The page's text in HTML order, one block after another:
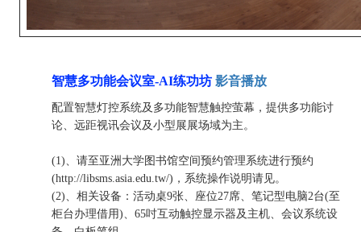
智慧多功能会议室-AI练功坊 影音播放
配置智慧灯控系统及 多功能智慧触控萤幕，提供多功能讨
论、 远距视讯会议及小型展展场域为主。
(1)、请至亚洲大学图书馆空间预约管理系统进行预约
(http://libsms.asia.edu.tw/)，系统操作说明请见。
(2)、相关设备：活动桌9张、座位27席、笔记型电脑2台(至
柜台办理借用)、65吋互动触控显示器及主机、会议系统设